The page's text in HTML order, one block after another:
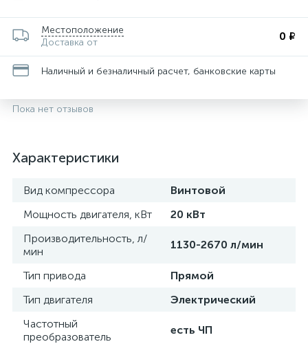
Местоположение
Доставка от
0 ₽
Наличный и безналичный расчет, банковские карты
Пока нет отзывов
Характеристики
Вид компрессора
Винтовой
Мощность двигателя, кВт
20 кВт
Производительность, л/
мин
1130-2670 л/мин
Тип привода
Прямой
Тип двигателя
Электрический
Частотный
преобразователь
есть ЧП